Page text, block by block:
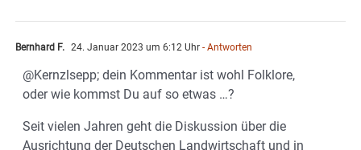
Bernhard F. 24. Januar 2023 um 6:12 Uhr - Antworten
@Kernzlsepp; dein Kommentar ist wohl Folklore,
oder wie kommst Du auf so etwas …?
Seit vielen Jahren geht die Diskussion über die
Ausrichtung der Deutschen Landwirtschaft und in